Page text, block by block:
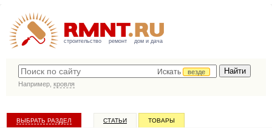
строительство ремонт дом и дача
Искать
везде
Например, кровля
ВЫБРАТЬ РАЗДЕЛ СТАТЬИ ТОВАРЫ